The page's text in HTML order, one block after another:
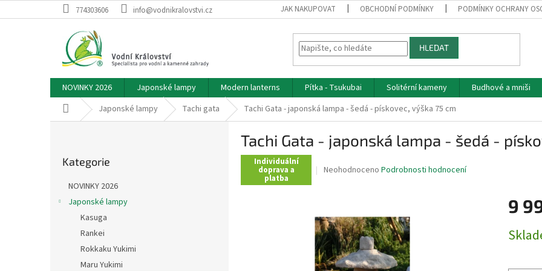
na
774303606 info@vodnikralovstvi.cz JAK NAKUPOVAT OBCHODNÍ PODMÍNKY PODMÍNKY OCHRANY
HLEDAT
NOVINKY 2026 Japonské lampy Modern lanterns Pítka - Tsukubai Solitérní kameny Budhové a mniši
Domů Japonské lampy Tachi gata Tachi Gata - japonská lampa - šedá - pískovec, výška 75 cm
kategorie
Kategorie
NOVINKY 2026
Japonské lampy
Kasuga
Rankei
Rokkaku Yukimi
Maru Yukimi
Tachi Gata - japonská lampa - šedá -
Individuální
doprava a
platba
Průměrné
0,0
z
5
hvězdiček.
Neohodnoceno Podrobnosti hodnocení
9
cena: